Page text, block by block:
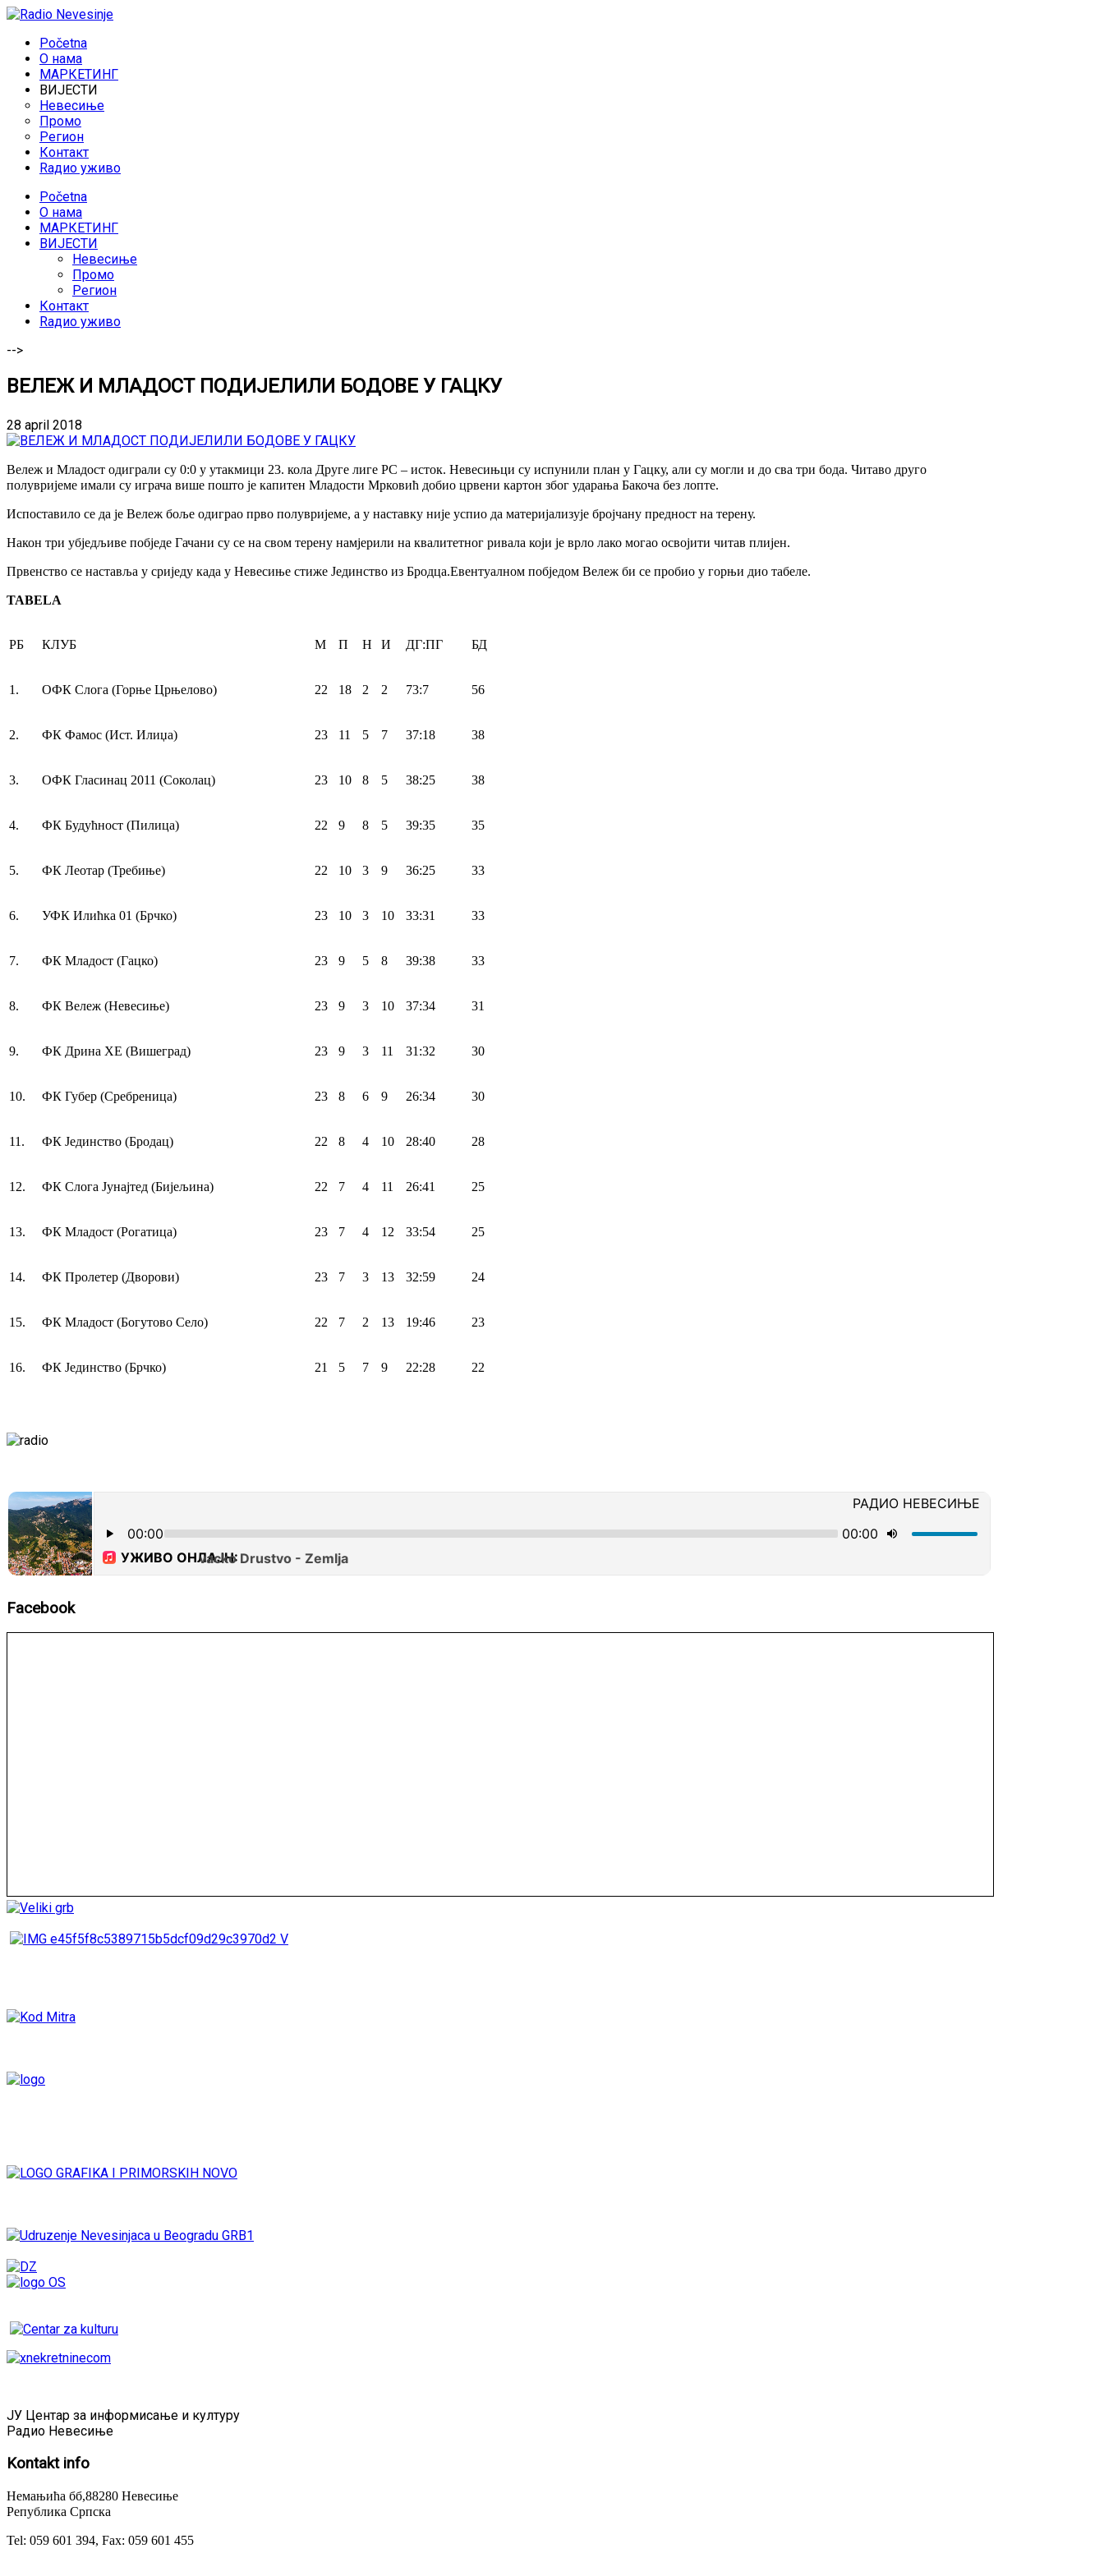
Početna
O нама
МАРКЕТИНГ
ВИЈЕСТИ
Невесиње
Промо
Регион
Контакт
Rадио уживо
Početna
O нама
МАРКЕТИНГ
ВИЈЕСТИ
Невесиње
Промо
Регион
Контакт
Rадио уживо
-->
ВЕЛЕЖ И МЛАДОСТ ПОДИЈЕЛИЛИ БОДОВЕ У ГАЦКУ
28 april 2018
Вележ и Младост одиграли су 0:0 у утакмици 23. кола Друге лиге РС – исток. Невесињци су испунили план у Гацку, али су могли и до сва три бода. Читаво друго
полувријеме имали су играча више пошто је капитен Младости Мрковић добио црвени картон због ударања Бакоча без лопте.
Испоставило се да је Вележ боље одиграо прво полувријеме, а у наставку није успио да материјализује бројчану предност на терену.
Након три убједљиве побједе Гачани су се на свом терену намјерили на квалитетног ривала који је врло лако могао освојити читав плијен.
Првенство се наставља у сриједу када у Невесиње стиже Јединство из Бродца.Евентуалном побједом Вележ би се пробио у горњи дио табеле.
TABELA
РБ КЛУБ М П Н И ДГ:ПГ БД
1. ОФК Слога (Горње Црњелово) 22 18 2 2 73:7 56
2. ФК Фамос (Ист. Илиџа) 23 11 5 7 37:18 38
3. ОФК Гласинац 2011 (Соколац) 23 10 8 5 38:25 38
4. ФК Будућност (Пилица) 22 9 8 5 39:35 35
5. ФК Леотар (Требиње) 22 10 3 9 36:25 33
6. УФК Илићка 01 (Брчко) 23 10 3 10 33:31 33
7. ФК Mладост (Гацко) 23 9 5 8 39:38 33
8. ФК Вележ (Невесиње) 23 9 3 10 37:34 31
9. ФК Дрина ХЕ (Вишеград) 23 9 3 11 31:32 30
10. ФК Губер (Сребреница) 23 8 6 9 26:34 30
11. ФК Jединство (Бродац) 22 8 4 10 28:40 28
12. ФК Слога Jунајтед (Бијељина) 22 7 4 11 26:41 25
13. ФК Mладост (Рогатица) 23 7 4 12 33:54 25
14. ФК Пролетер (Дворови) 23 7 3 13 32:59 24
15. ФК Mладост (Богутово Село) 22 7 2 13 19:46 23
16. ФК Jединство (Брчко) 21 5 7 9 22:28 22
Facebook
ЈУ Центар за информисање и културу
Радио Невесиње
Kontaktinfo
Немањића бб,88280 Невесиње
Република Српска
Tel: 059 601 394, Fax: 059 601 455